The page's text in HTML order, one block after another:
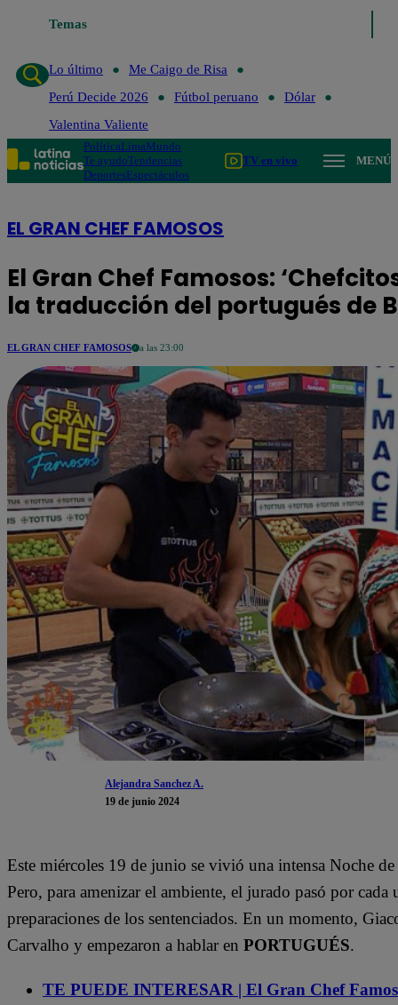
Temas
Lo último
Me Caigo de Risa
Perú Decide 2026
Fútbol peruano
Dólar
Valentina Valiente
PolíticaLimaMundo
Te ayudoTendencias
DeportesEspectáculos
TV en vivo MENÚ
EL GRAN CHEF FAMOSOS
El Gran Chef Famosos:
la traducción del portugués de
EL GRAN CHEF FAMOSOS a las 23:00
Alejandra Sanchez A.
19 de junio 2024
Este miércoles 19 de junio se vivió una intensa Noche
Pero, para amenizar el ambiente, el jurado pasó por cada
preparaciones de los sentenciados. En un momento,
Carvalho y empezaron a hablar en PORTUGUÉS.
TE PUEDE INTERESAR | El Gran Chef